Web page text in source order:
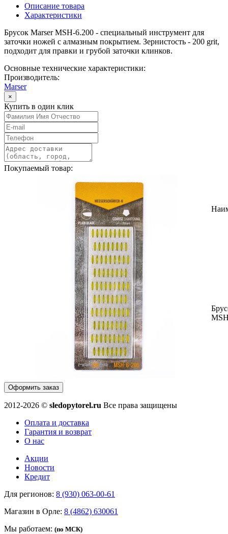
Описание товара
Характеристики
Брусок Marser MSH-6.200 - специальный инструмент для
заточки ножей с алмазным покрытием. Зернистость - 200 grit,
подходит для правки и грубой заточки клинков.
Основные технические характеристики:
Производитель:
Marser
×
Купить в один клик
Покупаемый товар:
Оформить заказ
2012-2026 © sledopytorel.ru Все права защищены
Оплата и доставка
Гарантия и возврат
О нас
Акции
Новости
Кредит
Для регионов: 8 (930) 063-00-61
Магазин в Орле: 8 (4862) 630061
Мы работаем: (по МСК)